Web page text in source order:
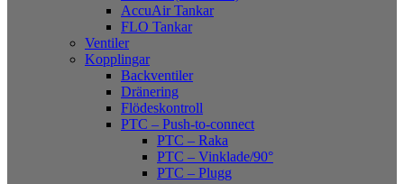
AccuAir Tankar
FLO Tankar
Ventiler
Kopplingar
Backventiler
Dränering
Flödeskontroll
PTC – Push-to-connect
PTC – Raka
PTC – Vinklade/90°
PTC – Plugg